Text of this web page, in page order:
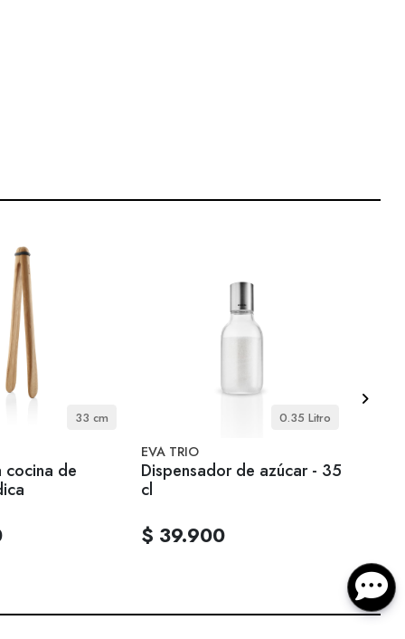
33 cm
cocina de
0.35 Litro
EVA TRIO
Dispensador de azúcar - 35
cl
$ 39.900